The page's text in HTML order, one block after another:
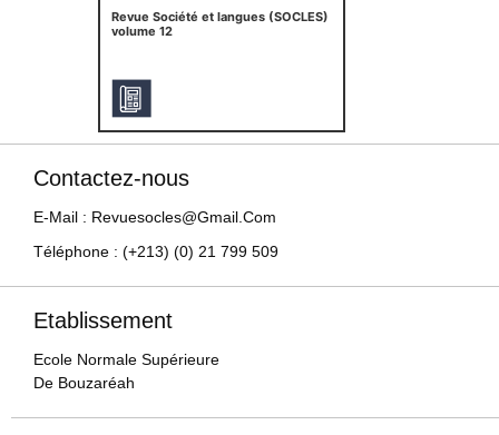
Revue Société et langues (SOCLES)
volume 12
Contactez-nous
E-Mail : Revuesocles@gmail.com
Téléphone : (+213) (0) 21 799 509
Etablissement
Ecole Normale Supérieure
De Bouzaréah